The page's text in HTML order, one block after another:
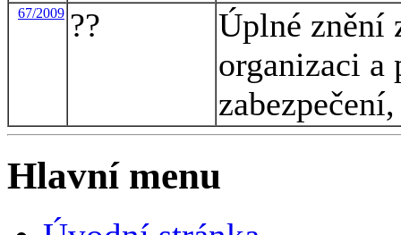
67/2009 ??
Úplné znění
organizaci a
Hlavní menu